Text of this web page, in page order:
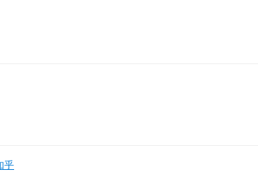
乎